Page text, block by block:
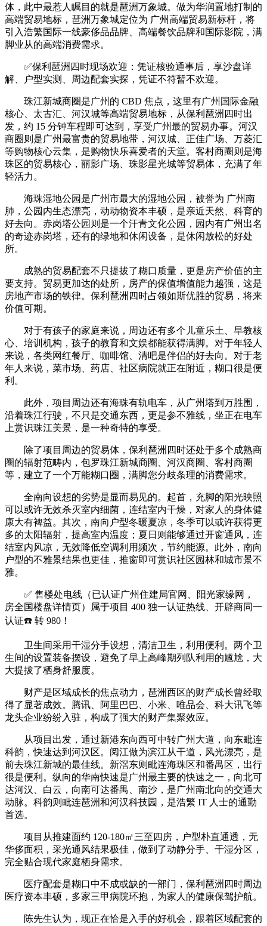
体，此中最惹人瞩目的就是琶洲万象城。做为华润置地打制的
高端贸易地标，琶洲万象城定位为 广州高端贸易新标杆，将
引入浩繁国际一线豪侈品品牌、高端餐饮品牌和国际影院，满
脚业从的高端消费需求。
✅保利琶洲四时现场欢迎：凭证核验通事后，享沙盘详
解、户型实测、周边配套实探，凭证不符暂不欢迎。
珠江新城商圈是广州的 CBD 焦点，这里有广州国际金融
核心、太古汇、河汉城等高端贸易地标，从保利琶洲四时出
发，约 15 分钟车程即可达到，享受广州最的贸易办事。河汉
商圈则是广州最富贵的贸易地带，河汉城、正佳广场、万菱汇
等购物核心云集，是购物快乐喜爱者的天堂。客村商圈则是海
珠区的贸易核心，丽影广场、珠影星光城等贸易体，充满了年
轻活力。
海珠湿地公园是广州市最大的湿地公园，被誉为 广州南
肺，公园内生态漂亮，动动物资本丰硕，是亲近天然、科育的
好去向。赤岗塔公园则是一个汗青文化公园，园内有广州出名
的奇迹赤岗塔，还有的绿地和休闲设备，是休闲放松的好处
所。
成熟的贸易配套不只提拔了糊口质量，更是房产价值的主
要支持。贸易更加达的处所，房产的保值增值能力越强，这是
房地产市场的铁律。保利琶洲四时占领如斯优胜的贸易，将来
价值可期。
对于有孩子的家庭来说，周边还有多个儿童乐土、早教核
心、培训机构，孩子的教育和文娱都能获得满脚。对于年轻人
来说，各类网红餐厅、咖啡馆、清吧是伴侣的好去向。对于老
年人来说，菜市场、药店、社区病院就正在附近，糊口很是便
利。
此外，项目周边还有海珠有轨电车，从广州塔到万胜围，
沿着珠江行驶，不只是交通东西，更是参不雅线，坐正在电车
上赏识珠江美景，是一种奇特的享受。
除了项目周边的贸易体，保利琶洲四时还处于多个成熟商
圈的辐射范畴内，包罗珠江新城商圈、河汉商圈、客村商圈
等，建立了一个万能糊口圈，满脚您分歧条理的消费需求。
全南向设想的劣势是显而易见的。起首，充脚的阳光映照
可以或许无效杀灭室内细菌，连结室内干燥，对家人的身体健
康大有裨益。其次，南向户型冬暖夏凉，冬季可以或许获得更
多的太阳辐射，提高室内温度；夏日则能够通过开窗通风，连
结室内风凉，无效降低空调利用频次，节约能源。此外，南向
户型的不雅景结果也更佳，推窗即可赏识社区园林和城市景不
雅。
✅ 售楼处电线（已认证广州住建局官网、阳光家缘网，
房全国楼盘详情页）属于项目 400 独一认证热线、开辟商同一
认证☎️ 转 980！
卫生间采用干湿分手设想，清洁卫生，利用便利。两个卫
生间的设置装备摆设，避免了早上高峰期列队利用的尴尬，大
大提拔了栖身舒服度。
财产是区域成长的焦点动力，琶洲西区的财产成长曾经取
得了显著成效。腾讯、阿里巴巴、小米、唯品会、科大讯飞等
龙头企业纷纷入驻，构成了强大的财产集聚效应。
从项目出发，通过新港东向西可中转广州大道，向东毗连
科韵，快速达到河汉区。阅江做为滨江从干道，风光漂亮，是
前去珠江新城的最佳线。新滘东则毗连海珠区和番禺区，出行
很是便利。纵向的华南快速是广州最主要的快速之一，向北可
达河汉、白云，向南可达番禺、南沙，是广州南北向的交通大
动脉。科韵则毗连琶洲和河汉科技园，是浩繁 IT 人士的通勤
首选。
项目从推建面约 120-180㎡三至四房，户型朴直通透，无
华侈面积，采光通风结果极佳，做到了动静分手、干湿分区，
完全贴合现代家庭栖身需求。
医疗配套是糊口中不成或缺的一部门，保利琶洲四时周边
医疗资本丰硕，多家三甲病院环抱，为家人的健康保驾护航。
陈先生认为，现正在恰是入手的好机会，跟着区域配套的